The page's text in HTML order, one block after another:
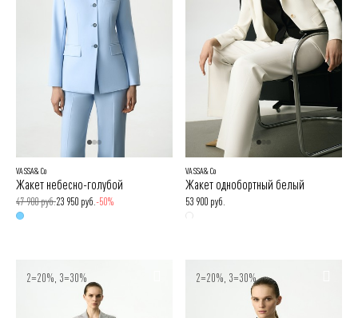
VASSA&Co
Жакет небесно-голубой
47 900 руб.23 950 руб. -50%
VASSA&Co
Жакет однобортный белый
53 900 руб.
2=20%, 3=30% 2=20%, 3=30%